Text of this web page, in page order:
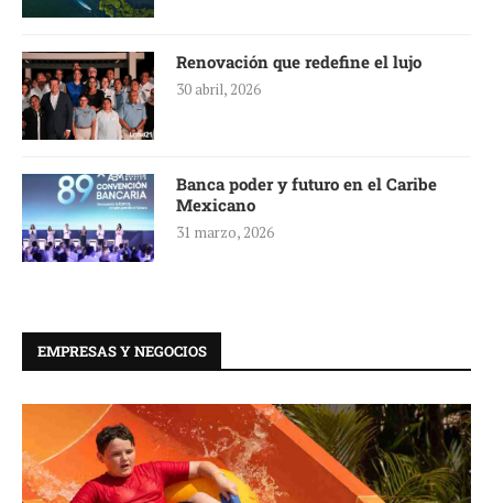
Renovación que redefine el lujo
30 abril, 2026
Banca poder y futuro en el Caribe
Mexicano
31 marzo, 2026
EMPRESAS Y NEGOCIOS